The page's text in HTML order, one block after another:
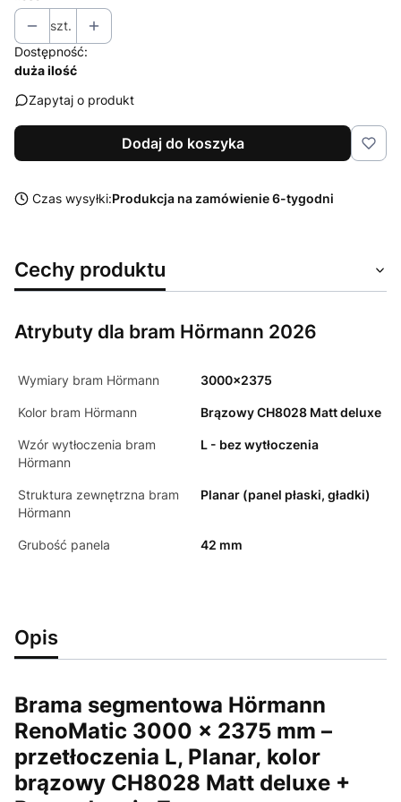
szt.
Dostępność:
duża ilość
Zapytaj o produkt
Dodaj do koszyka
Czas wysyłki:Produkcja na zamówienie 6-tygodni
Cechy produktu
Atrybuty dla bram Hörmann 2026
Wymiary bram Hörmann 3000x2375
Kolor bram Hörmann Brązowy CH8028 Matt deluxe
Wzór wytłoczenia bram
Hörmann
L - bez wytłoczenia
Struktura zewnętrzna bram
Hörmann
Planar (panel płaski, gładki)
Grubość panela 42 mm
Opis
Brama segmentowa Hörmann
RenoMatic 3000 × 2375 mm –
przetłoczenia L, Planar, kolor
brązowy CH8028 Matt deluxe +